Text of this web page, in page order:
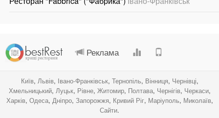
Реклама
Київ, Львів, Івано-Франківськ, Тернопіль, Вінниця, Чернівці,
Хмельницький, Луцьк, Рівне, Житомир, Полтава, Чернігів, Черкаси,
Харків, Одеса, Дніпро, Запорожжя, Кривий Ріг, Маріуполь, Миколаїв,
Сайти.